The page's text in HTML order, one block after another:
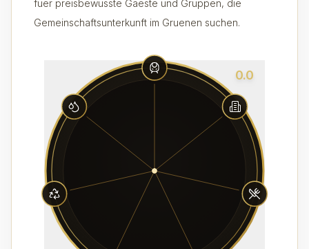
fuer preisbewusste Gaeste und Gruppen, die
Gemeinschaftsunterkunft im Gruenen suchen.
0.0